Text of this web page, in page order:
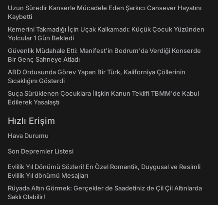
Uzun Süredir Kanserle Mücadele Eden Şarkıcı Cansever Hayatını
Kaybetti
Kemerini Takmadığı İçin Uçak Kalkamadı: Küçük Çocuk Yüzünden
Yolcular 1 Gün Bekledi
Güvenlik Müdahale Etti: Manifest'in Bodrum'da Verdiği Konserde
Bir Genç Sahneye Atladı
ABD Ordusunda Görev Yapan Bir Türk, Kaliforniya Çöllerinin
Sıcaklığını Gösterdi
Suça Sürüklenen Çocuklara İlişkin Kanun Teklifi TBMM'de Kabul
Edilerek Yasalaştı
Hızlı Erişim
Hava Durumu
Son Depremler Listesi
Evlilik Yıl Dönümü Sözleri! En Özel Romantik, Duygusal ve Resimli
Evlilik Yıl dönümü Mesajları
Rüyada Altın Görmek: Gerçekler de Saadetiniz de Çil Çil Altınlarda
Saklı Olabilir!